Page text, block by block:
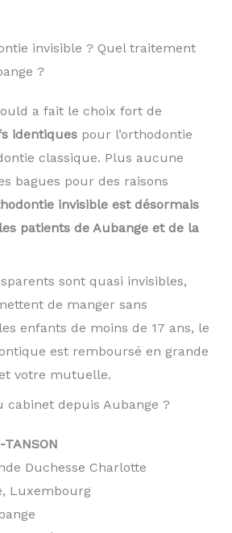
invisible ? Quel traitement
?
a fait le choix fort de
identiques pour l’orthodontie
classique. Plus aucune
bagues pour des raisons
invisible est désormais
patients de Aubange et de la
sont quasi invisibles,
de manger sans
enfants de moins de 17 ans, le
est remboursé en grande
votre mutuelle.
cabinet depuis Aubange ?
Duchesse Charlotte
Luxembourg